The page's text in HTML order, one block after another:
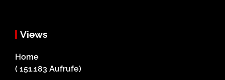
Views
Home
( 151.183 Aufrufe)